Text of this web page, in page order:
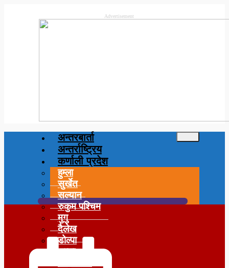
Advertisement
अन्तरबार्ता
अन्तर्राष्ट्रिय
कर्णाली प्रदेश
हुम्ला
सुर्खेत
सल्यान
रुकुम पश्चिम
मुगु
दैलेख
डोल्पा
जुम्ला